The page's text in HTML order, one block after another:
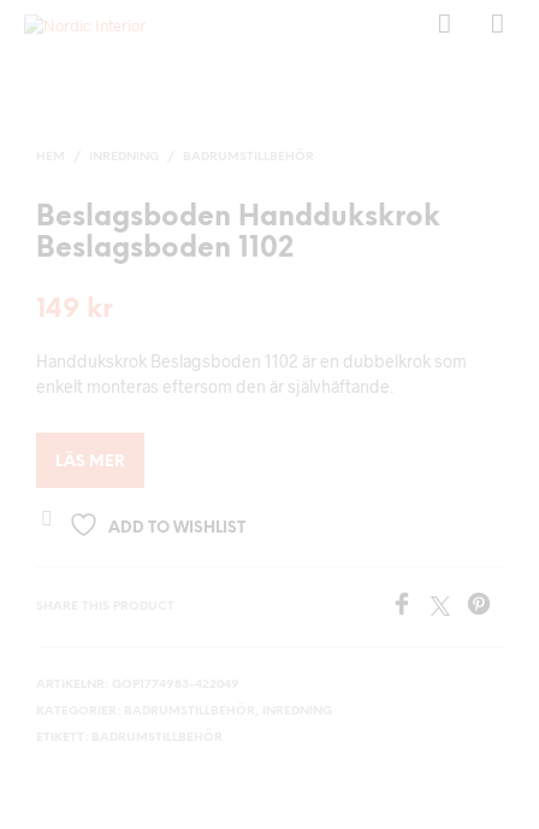
Beslagsboden Handdukskrok
Beslagsboden 1102
149 kr
Handdukskrok Beslagsboden 1102 är en dubbelkrok som
enkelt monteras eftersom den är självhäftande.
LÄS MER
ADD TO WISHLIST